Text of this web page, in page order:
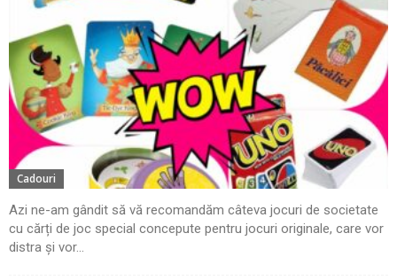
Cadouri
Azi ne-am gândit să vă recomandăm câteva jocuri de societate
cu cărți de joc special concepute pentru jocuri originale, care vor
distra și vor...